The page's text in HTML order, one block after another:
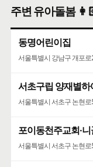
주변 유아돌봄
동명어린이집
서울특별시 강남구 개포
서초구립 양재별하
서울특별시 서초구 논현
포이동천주교회·
서울특별시 서초구 논현